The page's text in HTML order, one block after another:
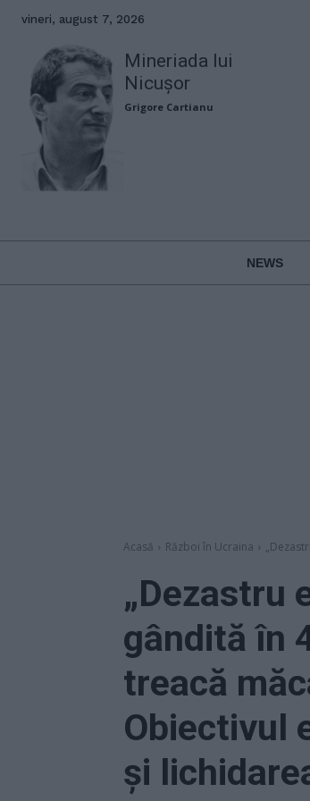
vineri, august 7, 2026
Mineriada lui
Nicușor
Grigore Cartianu
NEWS
Acasă Război în Ucraina
„Dezastru
gândită în
treacă
Obiectivul
și